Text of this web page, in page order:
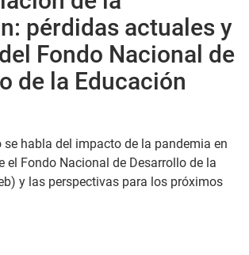
PT
pérdidas actuales y
Fondo Nacional de
de la Educación
se habla del impacto de la pandemia en
el Fondo Nacional de Desarrollo de la
y las perspectivas para los próximos